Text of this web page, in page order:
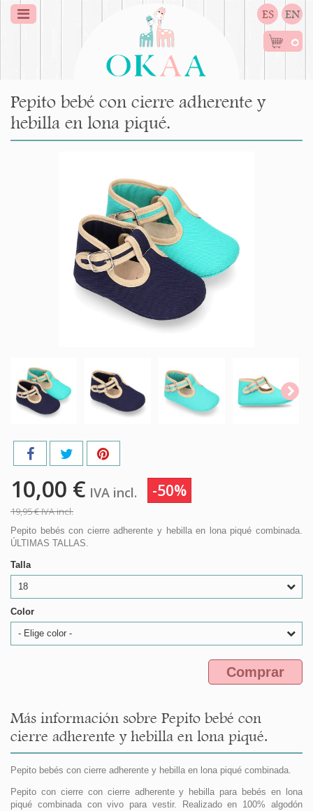
ES EN
0
Pepito bebé con cierre adherente y
hebilla en lona piqué.
10,00 € IVA incl. -50%
19,95 €IVA incl.
Pepito bebés con cierre adherente y hebilla en lona piqué combinada.
ÚLTIMAS TALLAS.
Talla
18
Color
- Elige color -
Comprar
Más información sobre Pepito bebé con
cierre adherente y hebilla en lona piqué.
Pepito bebés con cierre adherente y hebilla en lona piqué combinada.
Pepito con cierre con cierre adherente y hebilla para bebés en lona
piqué combinada con vivo para vestir. Realizado en 100% algodón